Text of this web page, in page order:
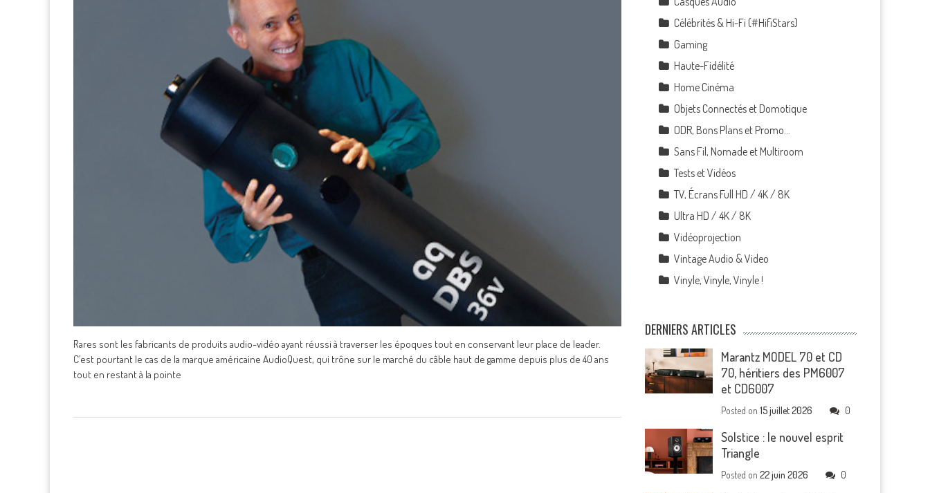
Rares sont les fabricants de produits audio-vidéo ayant réussi à traverser les époques tout en conservant leur place de leader.
C’est pourtant le cas de la marque américaine AudioQuest, qui trône sur le marché du câble haut de gamme depuis plus de 40 ans
tout en restant à la pointe
Célébrités & Hi-Fi (#HifiStars)
Gaming
Haute-Fidélité
Home Cinéma
Objets Connectés et Domotique
ODR, Bons Plans et Promo…
Sans Fil, Nomade et Multiroom
Tests et Vidéos
TV, Écrans Full HD / 4K / 8K
Ultra HD / 4K / 8K
Vidéoprojection
Vintage Audio & Video
Vinyle, Vinyle, Vinyle !
DERNIERS ARTICLES
Marantz MODEL 70 et CD
70, héritiers des PM6007
et CD6007
Posted on15 juillet 2026 0
Solstice : le nouvel esprit
Triangle
Posted on22 juin 2026 0